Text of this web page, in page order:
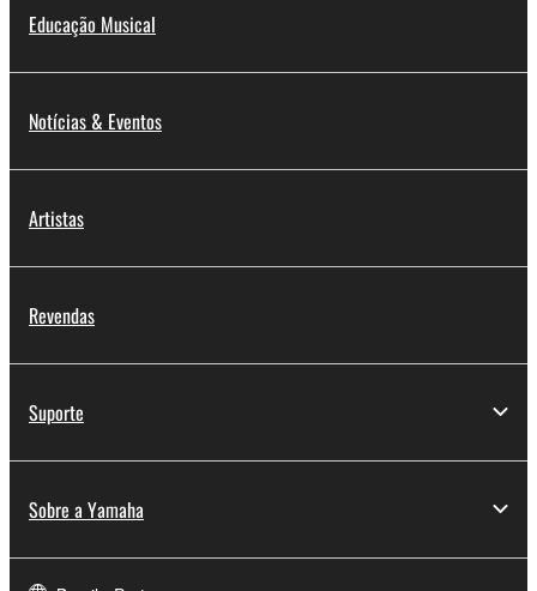
Educação Musical
Notícias & Eventos
Artistas
Revendas
Suporte
Sobre a Yamaha